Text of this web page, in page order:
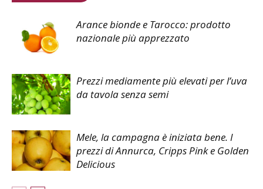
Arance bionde e Tarocco: prodotto
nazionale più apprezzato
Prezzi mediamente più elevati per l’uva
da tavola senza semi
Mele, la campagna è iniziata bene. I
prezzi di Annurca, Cripps Pink e Golden
Delicious